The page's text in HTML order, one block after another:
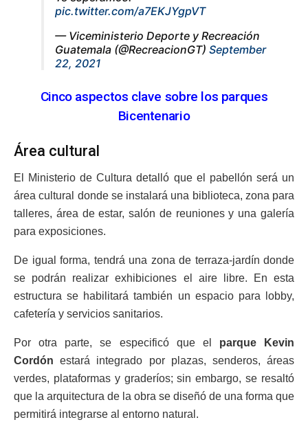
pic.twitter.com/a7EKJYgpVT
— Viceministerio Deporte y Recreación
Guatemala (@RecreacionGT) September
22, 2021
Cinco aspectos clave sobre los parques
Bicentenario
Área cultural
El Ministerio de Cultura detalló que el pabellón será un
área cultural donde se instalará una biblioteca, zona para
talleres, área de estar, salón de reuniones y una galería
para exposiciones.
De igual forma, tendrá una zona de terraza-jardín donde
se podrán realizar exhibiciones el aire libre. En esta
estructura se habilitará también un espacio para lobby,
cafetería y servicios sanitarios.
Por otra parte, se especificó que el parque Kevin
Cordón estará integrado por plazas, senderos, áreas
verdes, plataformas y graderíos; sin embargo, se resaltó
que la arquitectura de la obra se diseñó de una forma que
permitirá integrarse al entorno natural.